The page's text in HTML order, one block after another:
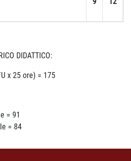
DIDATTICO:
x 25 ore) = 175
= 91
= 84